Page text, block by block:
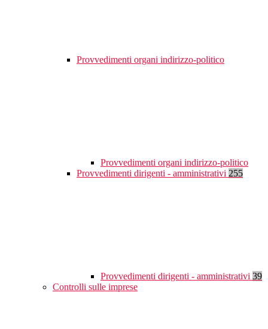
Provvedimenti organi indirizzo-politico
Provvedimenti organi indirizzo-politico
Provvedimenti dirigenti - amministrativi 255
Provvedimenti dirigenti - amministrativi 39
Controlli sulle imprese